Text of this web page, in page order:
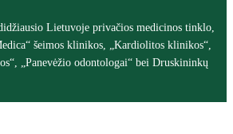
Lietuvoje privačios medicinos tinklo,
šeimos klinikos, „Kardiolitos klinikos“,
„Panevėžio odontologai“ bei Druskininkų